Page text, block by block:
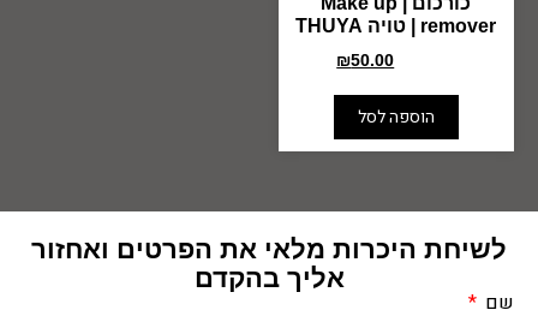
remover | טויה THUYA
₪50.00
הוספה לסל
לשיחת היכרות מלאי את הפרטים ואחזור
אליך בהקדם
שם